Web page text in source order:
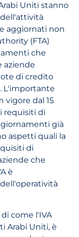
Uniti stanno
aggiornati non
(FTA)
che
aziende
di credito
L'importante
vigore dal 15
requisiti di
già
aspetti quali la
di
che
è
come l'IVA
Arabi Uniti, è